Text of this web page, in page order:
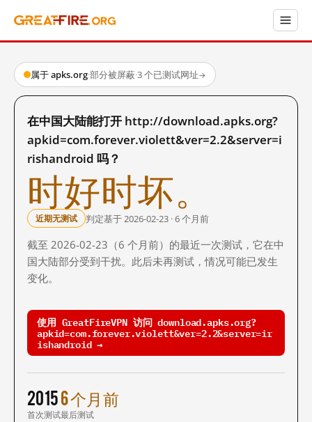
属于 apks.org·部分被屏蔽·3 个已测试网址→
在中国大陆能打开 http://download.apks.org?
apkid=com.forever.violett&ver=2.2&server=i
rishandroid 吗？
时好时坏。
近期无测试 判定基于 2026-02-23 · 6 个月前
截至 2026-02-23（6 个月前）的最近一次测试，它在中
国大陆部分受到干扰。此后未再测试，情况可能已发生
变化。
使用 GreatFireVPN 访问 download.apks.org?
apkid=com.forever.violett&ver=2.2&server=ir
ishandroid →
2015
首次测试
6 个月前
最后测试